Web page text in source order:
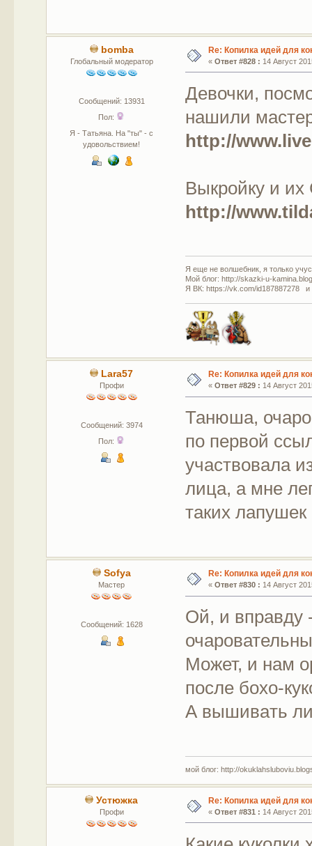
bomba
Глобальный модератор
Сообщений: 13931
Пол:
Я - Татьяна. На "ты" - с
удовольствием!
Re: Копилка идей для
« Ответ #828 : 14 Август
Девочки,
нашили
http://
Выкройку и
http://
Я еще не волшебник, я только
Мой блог: http://skazki-u-
Я ВК: https://vk.com/id187887278 и
Lara57
Профи
Сообщений: 3974
Пол:
Re: Копилка идей для
« Ответ #829 : 14 Август
Танюша,
по первой
участвовала
лица, а мне
таких
Sofya
Мастер
Сообщений: 1628
Re: Копилка идей для
« Ответ #830 : 14 Август
Ой, и вправду
Может, и нам
после бохо-
А вышивaть
мой блог: http://
Устюжка
Профи
Re: Копилка идей для
« Ответ #831 : 14 Август